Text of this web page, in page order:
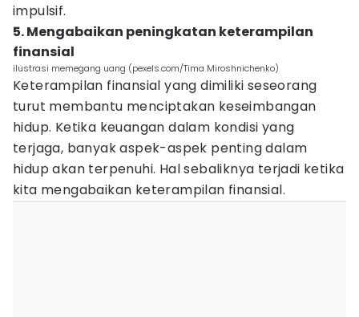
impulsif.
5. Mengabaikan peningkatan keterampilan
finansial
ilustrasi memegang uang (pexels.com/Tima Miroshnichenko)
Keterampilan finansial yang dimiliki seseorang
turut membantu menciptakan keseimbangan
hidup. Ketika keuangan dalam kondisi yang
terjaga, banyak aspek-aspek penting dalam
hidup akan terpenuhi. Hal sebaliknya terjadi ketika
kita mengabaikan keterampilan finansial.